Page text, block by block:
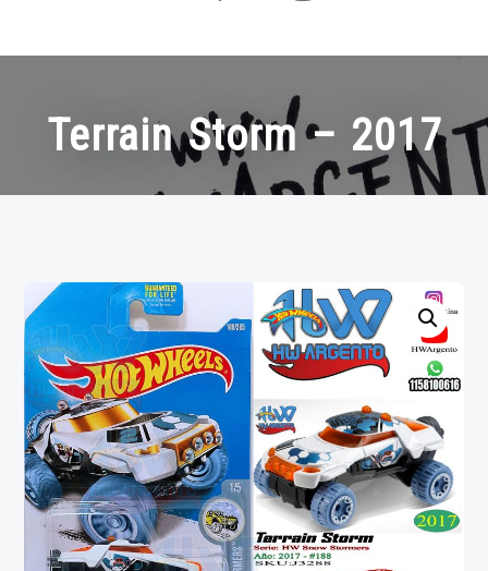
Terrain Storm – 2017